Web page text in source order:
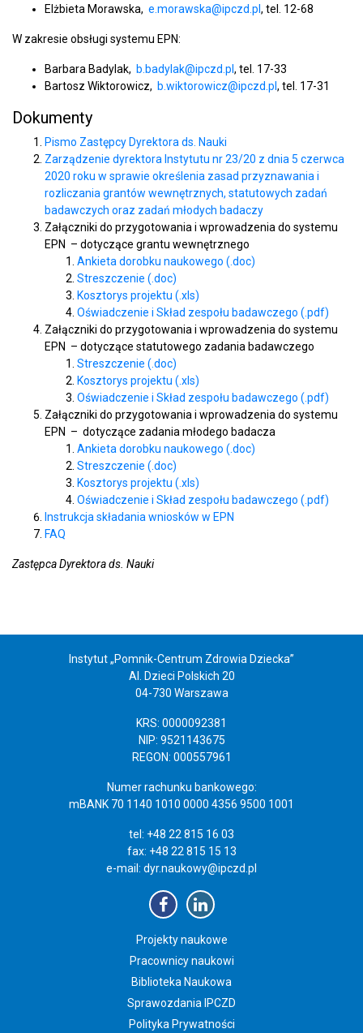
Elżbieta Morawska, e.morawska@ipczd.pl , tel. 12-68
W zakresie obsługi systemu EPN:
Barbara Badylak, b.badylak@ipczd.pl , tel. 17-33
Bartosz Wiktorowicz, b.wiktorowicz@ipczd.pl , tel. 17-31
Dokumenty
Pismo Zastępcy Dyrektora ds. Nauki
Zarządzenie dyrektora Instytutu nr 23/20 z dnia 5 czerwca
2020 roku w sprawie określenia zasad przyznawania i
rozliczania grantów wewnętrznych, statutowych zadań
badawczych oraz zadań młodych badaczy
Załączniki do przygotowania i wprowadzenia do systemu
EPN – dotyczące grantu wewnętrznego
Ankieta dorobku naukowego (.doc)
Streszczenie (.doc)
Kosztorys projektu (.xls)
Oświadczenie i Skład zespołu badawczego (.pdf)
Załączniki do przygotowania i wprowadzenia do systemu
EPN – dotyczące statutowego zadania badawczego
Streszczenie (.doc)
Kosztorys projektu (.xls)
Oświadczenie i Skład zespołu badawczego (.pdf)
Załączniki do przygotowania i wprowadzenia do systemu
EPN – dotyczące zadania młodego badacza
Ankieta dorobku naukowego (.doc)
Streszczenie (.doc)
Kosztorys projektu (.xls)
Oświadczenie i Skład zespołu badawczego (.pdf)
Instrukcja składania wniosków w EPN
FAQ
Zastępca Dyrektora ds. Nauki
Instytut „Pomnik-Centrum Zdrowia Dziecka”
Al. Dzieci Polskich 20
04-730 Warszawa
KRS: 0000092381
NIP: 9521143675
REGON: 000557961
Numer rachunku bankowego:
mBANK 70 1140 1010 0000 4356 9500 1001
tel: +48 22 815 16 03
fax: +48 22 815 15 13
e-mail: dyr.naukowy@ipczd.pl
Projekty naukowe
Pracownicy naukowi
Biblioteka Naukowa
Sprawozdania IPCZD
Polityka Prywatności